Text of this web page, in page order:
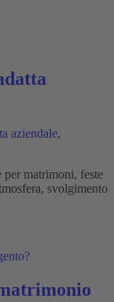
aziendale,
per matrimoni, feste
svolgimento